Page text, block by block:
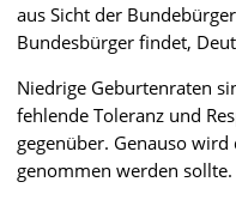
aus Sicht der
Bundesbürger findet,
Niedrige Geburtenraten
fehlende Toleranz und
gegenüber. Genauso
genommen werden sollte.